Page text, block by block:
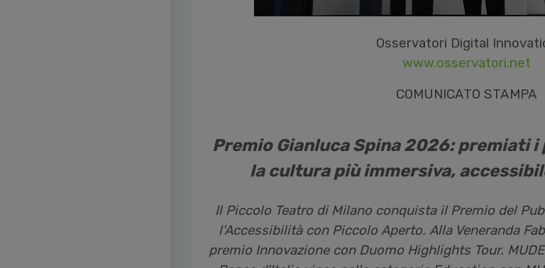
Osservatori Digital
www.osservatori.net
COMUNICATO STAMPA
Premio Gianluca Spina 2026: premiati
la cultura più immersiva,
Il Piccolo Teatro di Milano conquista il Premio del
l'Accessibilità con Piccolo Aperto. Alla Veneranda
premio Innovazione con Duomo Highlights Tour.